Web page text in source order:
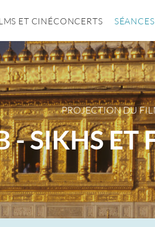
ET CINÉCONCERTS
PROJECTION DU
- SIKHS ET